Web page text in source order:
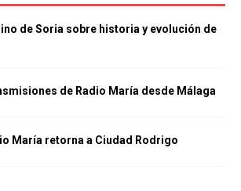
de Soria sobre historia y evolución de
de Radio María desde Málaga
María retorna a Ciudad Rodrigo